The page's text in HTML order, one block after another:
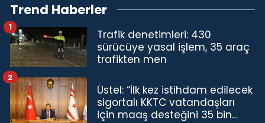
Trend Haberler
Trafik denetimleri: 430
sürücüye yasal işlem, 35 araç
trafikten men
1
Üstel: “İlk kez istihdam edilecek
sigortalı KKTC vatandaşları
için maaş desteğini 35 bin
2